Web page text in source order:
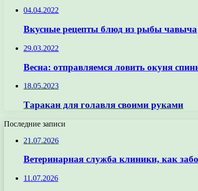
04.04.2022
Вкусные рецепты блюд из рыбы чавыча
29.03.2022
Весна: отправляемся ловить окуня
18.05.2023
Таракан для голавля своими руками
Последние записи
21.07.2026
Ветеринарная служба клиники, как
11.07.2026